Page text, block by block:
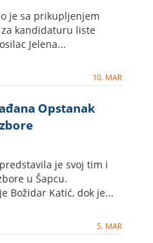
je sa prikupljenjem
kandidaturu liste
Jelena...
10. MAR
Opstanak
je svoj tim i
u Šapcu.
Božidar Katić, dok je...
5. MAR